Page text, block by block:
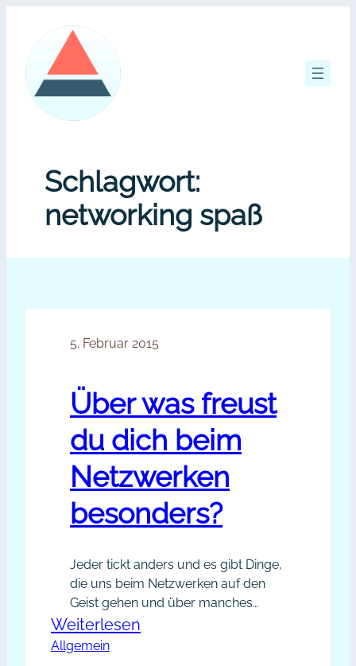
springen
Schlagwort:
networking spaß
5. Februar 2015
Über was freust
du dich beim
Netzwerken
besonders?
Jeder tickt anders und es gibt Dinge,
die uns beim Netzwerken auf den
Geist gehen und über manches
freuen wir uns ganz besonders. Aber
ist die Freude bei allen Menschen
Weiterlesen
Allgemein